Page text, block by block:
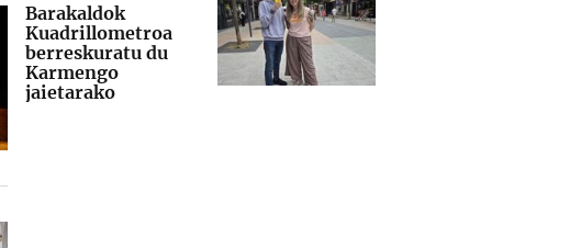
Barakaldok
Kuadrillometroa
berreskuratu du
Karmengo
jaietarako